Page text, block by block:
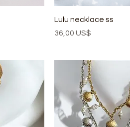
Lulu necklace ss
Precio
36,00 US$